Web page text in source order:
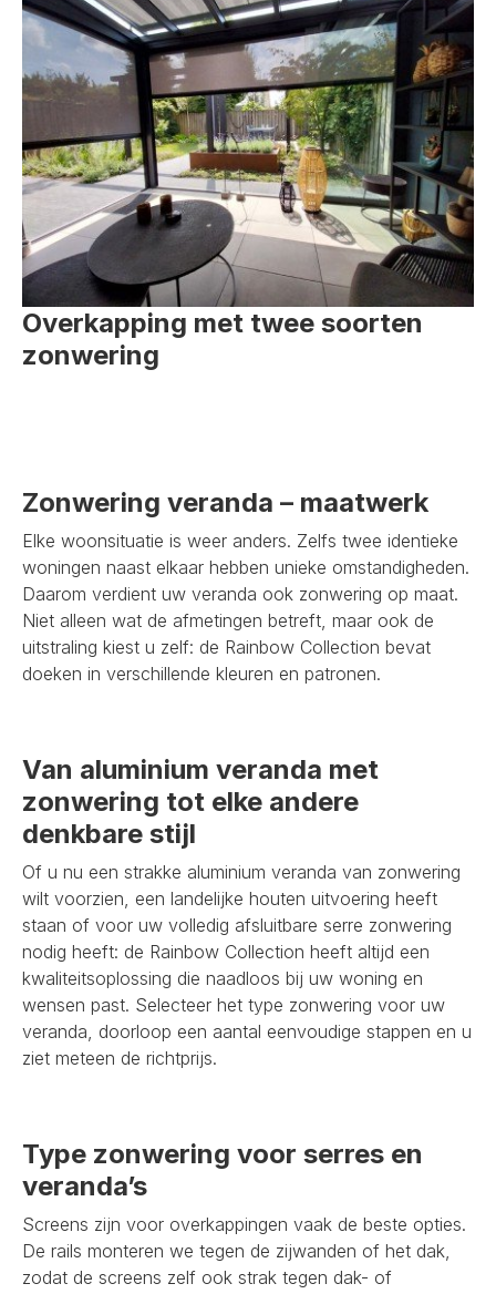
Overkapping met twee soorten
zonwering
Zonwering veranda – maatwerk
Elke woonsituatie is weer anders. Zelfs twee identieke
woningen naast elkaar hebben unieke omstandigheden.
Daarom verdient uw veranda ook zonwering op maat.
Niet alleen wat de afmetingen betreft, maar ook de
uitstraling kiest u zelf: de Rainbow Collection bevat
doeken in verschillende kleuren en patronen.
Van aluminium veranda met
zonwering tot elke andere
denkbare stijl
Of u nu een strakke aluminium veranda van zonwering
wilt voorzien, een landelijke houten uitvoering heeft
staan of voor uw volledig afsluitbare serre zonwering
nodig heeft: de Rainbow Collection heeft altijd een
kwaliteitsoplossing die naadloos bij uw woning en
wensen past. Selecteer het type zonwering voor uw
veranda, doorloop een aantal eenvoudige stappen en u
ziet meteen de richtprijs.
Type zonwering voor serres en
veranda’s
Screens zijn voor overkappingen vaak de beste opties.
De rails monteren we tegen de zijwanden of het dak,
zodat de screens zelf ook strak tegen dak- of